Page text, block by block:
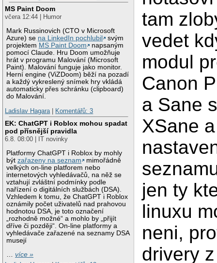
MS Paint Doom
včera 12:44 | Humor
Mark Russinovich (CTO v Microsoft
Azure) se na LinkedIn pochlubil
svým
projektem MS Paint Doom
napsaným
pomocí Claude. Hru Doom umožňuje
hrát v programu Malování (Microsoft
Paint). Malování funguje jako monitor.
Herní engine (ViZDoom) běží na pozadí
a každý vykreslený snímek hry vkládá
automaticky přes schránku (clipboard)
do Malování.
Ladislav Hagara
Komentářů: 3
EK: ChatGPT i Roblox mohou spadat
pod přísnější pravidla
6.8. 08:00 | IT novinky
Platformy ChatGPT i Roblox by mohly
býtzařazeny na seznam
mimořádně
velkých on-line platforem nebo
internetových vyhledávačů, na něž se
vztahují zvláštní podmínky podle
nařízení o digitálních službách (DSA).
Vzhledem k tomu, že ChatGPT i Roblox
oznámily počet uživatelů nad prahovou
hodnotou DSA, je toto označení
„rozhodně možné“ a mohlo by „přijít
dříve či později“. On-line platformy a
vyhledávače zařazené na seznamy DSA
musejí
…více »
tam
vedet
modul
Canon
a Sane
XSane
jen ty
linuxu
neni,
drivery